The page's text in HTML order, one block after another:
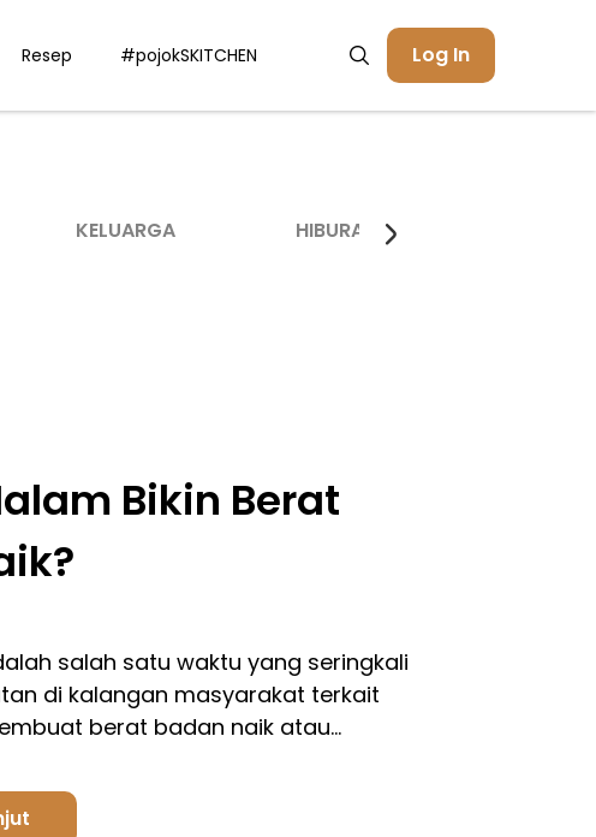
Resep #pojokSKITCHEN Log In
KELUARGA HIBURAN
Bikin Berat
salah satu waktu yang seringkali
di kalangan masyarakat terkait
berat badan naik atau…